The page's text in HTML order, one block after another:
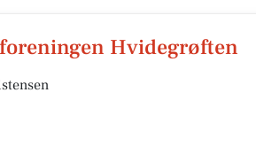
Hvidegrøften